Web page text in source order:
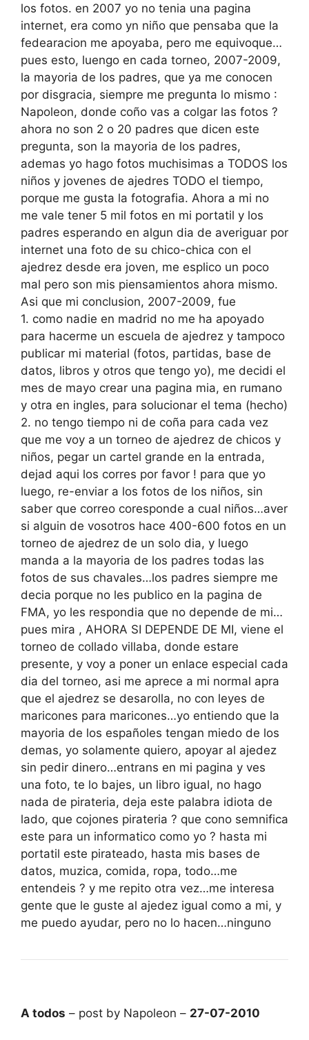
los fotos. en 2007 yo no tenia una pagina
internet, era como yn niño que pensaba que la
fedearacion me apoyaba, pero me equivoque…
pues esto, luengo en cada torneo, 2007-2009,
la mayoria de los padres, que ya me conocen
por disgracia, siempre me pregunta lo mismo :
Napoleon, donde coño vas a colgar las fotos ?
ahora no son 2 o 20 padres que dicen este
pregunta, son la mayoria de los padres,
ademas yo hago fotos muchisimas a TODOS los
niños y jovenes de ajedres TODO el tiempo,
porque me gusta la fotografia. Ahora a mi no
me vale tener 5 mil fotos en mi portatil y los
padres esperando en algun dia de averiguar por
internet una foto de su chico-chica con el
ajedrez desde era joven, me esplico un poco
mal pero son mis piensamientos ahora mismo.
Asi que mi conclusion, 2007-2009, fue
1. como nadie en madrid no me ha apoyado
para hacerme un escuela de ajedrez y tampoco
publicar mi material (fotos, partidas, base de
datos, libros y otros que tengo yo), me decidi el
mes de mayo crear una pagina mia, en rumano
y otra en ingles, para solucionar el tema (hecho)
2. no tengo tiempo ni de coña para cada vez
que me voy a un torneo de ajedrez de chicos y
niños, pegar un cartel grande en la entrada,
dejad aqui los corres por favor ! para que yo
luego, re-enviar a los fotos de los niños, sin
saber que correo coresponde a cual niños…aver
si alguin de vosotros hace 400-600 fotos en un
torneo de ajedrez de un solo dia, y luego
manda a la mayoria de los padres todas las
fotos de sus chavales…los padres siempre me
decia porque no les publico en la pagina de
FMA, yo les respondia que no depende de mi…
pues mira , AHORA SI DEPENDE DE MI, viene el
torneo de collado villaba, donde estare
presente, y voy a poner un enlace especial cada
dia del torneo, asi me aprece a mi normal apra
que el ajedrez se desarolla, no con leyes de
maricones para maricones…yo entiendo que la
mayoria de los españoles tengan miedo de los
demas, yo solamente quiero, apoyar al ajedez
sin pedir dinero…entrans en mi pagina y ves
una foto, te lo bajes, un libro igual, no hago
nada de pirateria, deja este palabra idiota de
lado, que cojones pirateria ? que cono semnifica
este para un informatico como yo ? hasta mi
portatil este pirateado, hasta mis bases de
datos, muzica, comida, ropa, todo…me
entendeis ? y me repito otra vez…me interesa
gente que le guste al ajedez igual como a mi, y
me puedo ayudar, pero no lo hacen…ninguno
A todos – post by Napoleon – 27-07-2010